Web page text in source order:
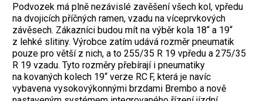
Podvozek má plně nezávislé zavěšení všech kol, vpředu
na dvojicích příčných ramen, vzadu na víceprvkových
závěsech. Zákazníci budou mít na výběr kola 18“ a 19“
z lehké slitiny. Výrobce zatím udává rozměr pneumatik
pouze pro větší z nich, a to 255/35 R 19 vpředu a 275/35
R 19 vzadu. Tyto rozměry přebírají i pneumatiky
na kovaných kolech 19“ verze RC F, která je navíc
vybavena vysokovýkonnými brzdami Brembo a nově